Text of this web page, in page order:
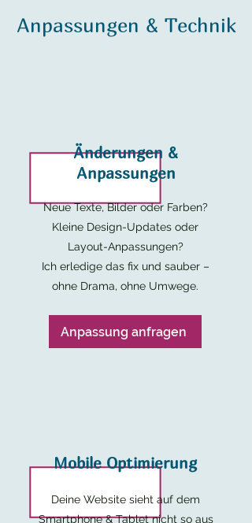
Anpassungen & Technik
Neue Texte, Bilder oder Farben?
Kleine Design-Updates oder
Layout-Anpassungen?
Ich erledige das fix und sauber –
ohne Drama, ohne Umwege.
Änderungen &
Anpassungen
Anpassung anfragen
Mobile Optimierung
Deine Website sieht auf dem
Smartphone & Tablet nicht so aus